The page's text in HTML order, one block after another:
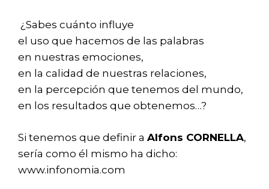
¿Sabes cuánto influye
el uso que hacemos de las palabras
en nuestras emociones,
en la calidad de nuestras relaciones,
en la percepción que tenemos del mundo,
en los resultados que obtenemos…?
Si tenemos que definir a Alfons CORNELLA,
sería como él mismo ha dicho:
www.infonomia.com